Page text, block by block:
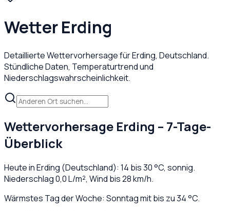
WetterErding
Detaillierte Wettervorhersage fürErding, Deutschland.
Stündliche Daten, Temperaturtrend und
Niederschlagswahrscheinlichkeit.
Wettervorhersage Erding – 7-Tage-
Überblick
Heute inErding (Deutschland): 14 bis30°C, sonnig.
Niederschlag0,0L/m², Wind bis28km/h.
Wärmstes Tag der Woche: Sonntag mit bis zu 34 °C.